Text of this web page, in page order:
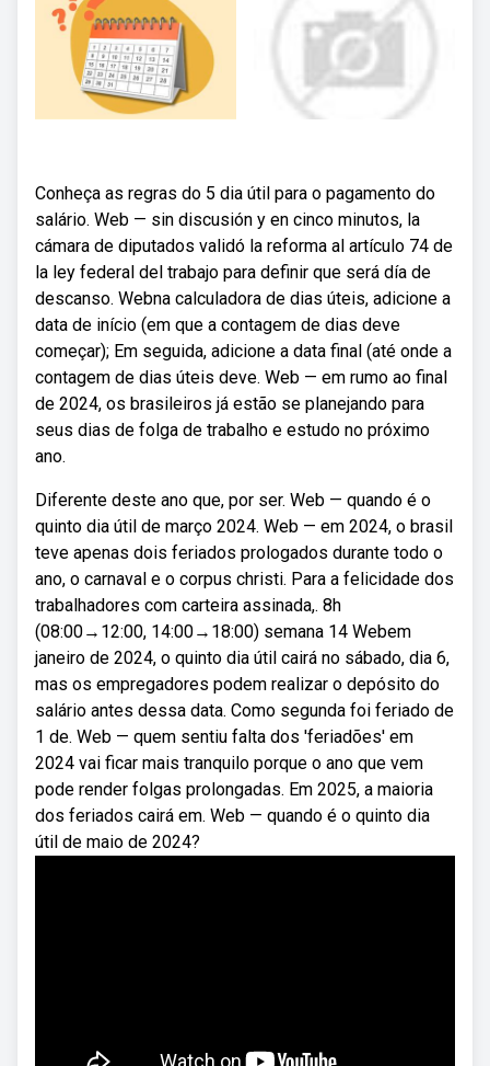
Conheça as regras do 5 dia útil para o pagamento do
salário. Web — sin discusión y en cinco minutos, la
cámara de diputados validó la reforma al artículo 74 de
la ley federal del trabajo para definir que será día de
descanso. Webna calculadora de dias úteis, adicione a
data de início (em que a contagem de dias deve
começar); Em seguida, adicione a data final (até onde a
contagem de dias úteis deve. Web — em rumo ao final
de 2024, os brasileiros já estão se planejando para
seus dias de folga de trabalho e estudo no próximo
ano.
Diferente deste ano que, por ser. Web — quando é o
quinto dia útil de março 2024. Web — em 2024, o brasil
teve apenas dois feriados prologados durante todo o
ano, o carnaval e o corpus christi. Para a felicidade dos
trabalhadores com carteira assinada,. 8h
(08:00→12:00, 14:00→18:00) semana 14 Webem
janeiro de 2024, o quinto dia útil cairá no sábado, dia 6,
mas os empregadores podem realizar o depósito do
salário antes dessa data. Como segunda foi feriado de
1 de. Web — quem sentiu falta dos 'feriadões' em
2024 vai ficar mais tranquilo porque o ano que vem
pode render folgas prolongadas. Em 2025, a maioria
dos feriados cairá em. Web — quando é o quinto dia
útil de maio de 2024?